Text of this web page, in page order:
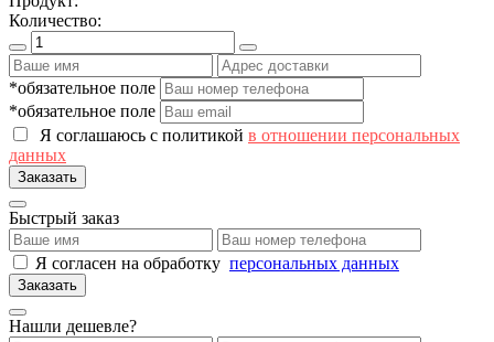
Количество:
*обязательное поле
*обязательное поле
Я соглашаюсь с политикой в отношении персональных
данных
Заказать
Быстрый заказ
Я согласен на обработку персональных данных
Заказать
Нашли дешевле?